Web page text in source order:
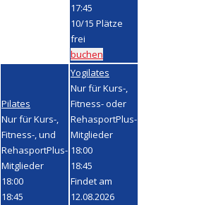
17:45
10/15 Plätze
frei
buchen
Pilates
Nur für Kurs-,
Fitness-, und
RehasportPlus-
Mitglieder
18:00
18:45
Yogilates
Nur für Kurs-,
Fitness- oder
RehasportPlus-
Mitglieder
18:00
18:45
Findet am
12.08.2026